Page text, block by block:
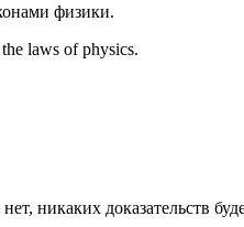
физики.
laws of physics.
никаких доказательств